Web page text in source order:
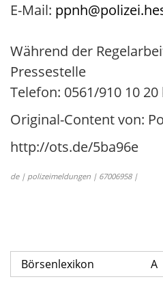
E-Mail:
Während der
Pressestelle
Telefon: 0561/910 10 20
Original-Content von:
http://ots.de/5ba96e
de | polizeimeldungen | 67006958 |
Börsenlexikon A